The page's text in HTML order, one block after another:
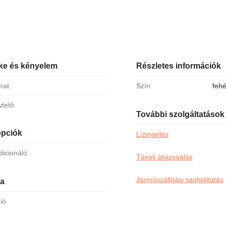
és kényelem Részletes információk
Szín:
További szolgáltatások
Lízingelés
Távoli átvizsgálás
Járműszállítási szolgáltatás